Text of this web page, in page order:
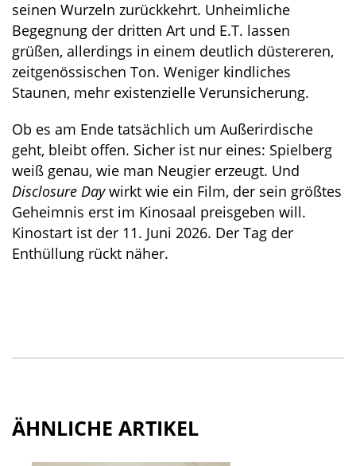
seinen Wurzeln zurückkehrt. Unheimliche
Begegnung der dritten Art und E.T. lassen
grüßen, allerdings in einem deutlich düstereren,
zeitgenössischen Ton. Weniger kindliches
Staunen, mehr existenzielle Verunsicherung.
Ob es am Ende tatsächlich um Außerirdische
geht, bleibt offen. Sicher ist nur eines: Spielberg
weiß genau, wie man Neugier erzeugt. Und
Disclosure Daywirkt wie ein Film, der sein größtes
Geheimnis erst im Kinosaal preisgeben will.
Kinostart ist der 11. Juni 2026. Der Tag der
Enthüllung rückt näher.
ÄHNLICHE ARTIKEL